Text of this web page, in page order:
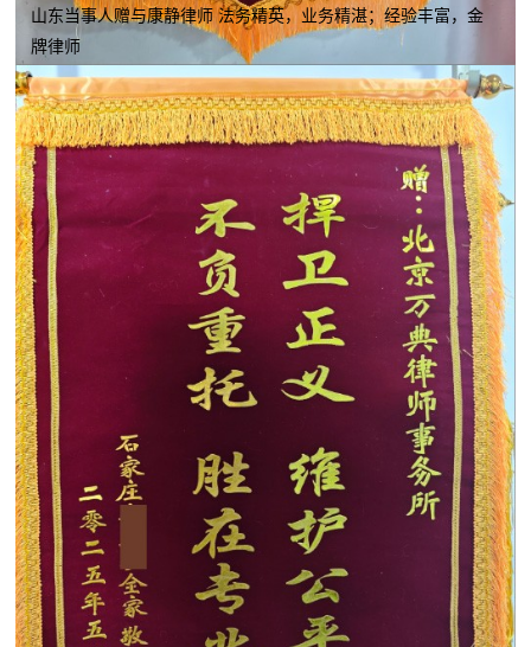
山东当事人赠与康静律师 法务精英，业务精湛；经验丰富，金
牌律师